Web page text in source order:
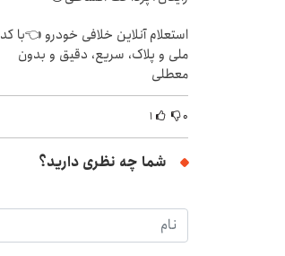
استعلام آنلاین خلافی خودرو 👈با کد
ملی و پلاک، سریع، دقیق و بدون
معطلی
۰ ۱
شما چه نظری دارید؟